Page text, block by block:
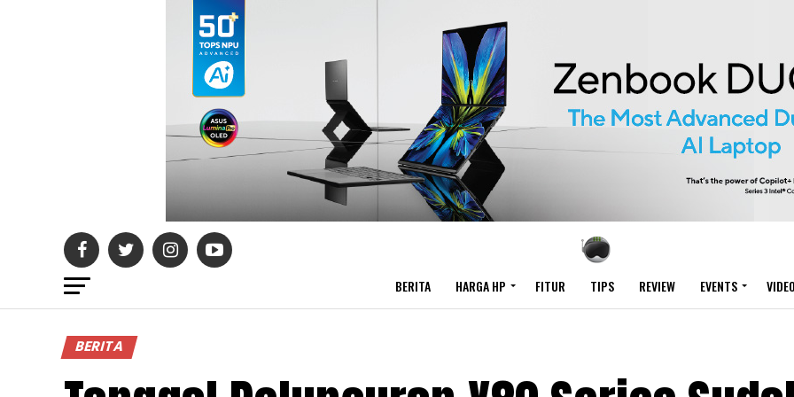
BERITA HARGA HP FITUR TIPS REVIEW EVENTS
BERITA